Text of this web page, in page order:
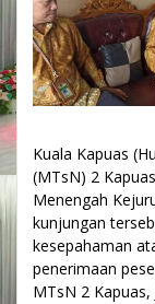
Kuala Kapuas
(MTsN) 2
Menengah
kunjungan
kesepahaman
penerimaan
MTsN 2 Kapuas,